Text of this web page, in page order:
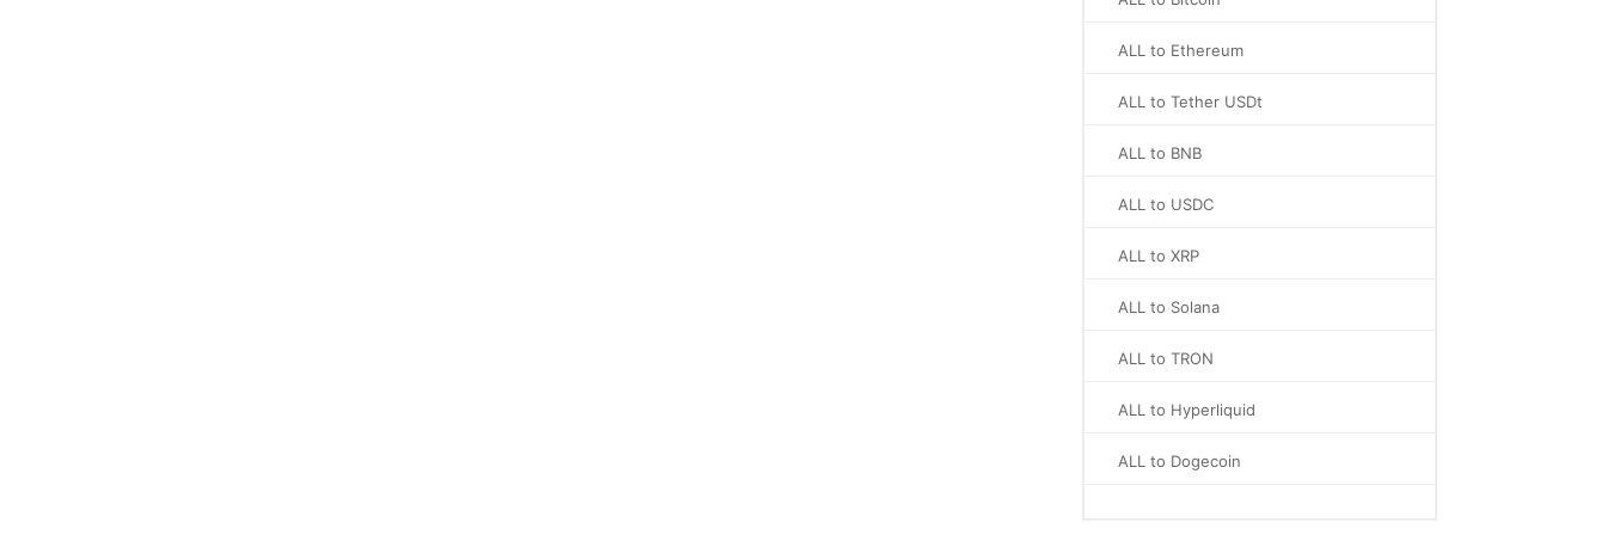
ALL to Ethereum
ALL to Tether USDt
ALL to BNB
ALL to USDC
ALL to XRP
ALL to Solana
ALL to TRON
ALL to Hyperliquid
ALL to Dogecoin